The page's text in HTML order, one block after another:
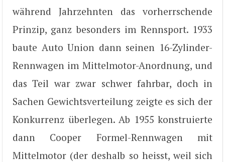
während Jahrzehnten das vorherrschende
Prinzip, ganz besonders im Rennsport. 1933
baute Auto Union dann seinen 16-Zylinder-
Rennwagen im Mittelmotor-Anordnung, und
das Teil war zwar schwer fahrbar, doch in
Sachen Gewichtsverteilung zeigte es sich der
Konkurrenz überlegen. Ab 1955 konstruierte
dann Cooper Formel-Rennwagen mit
Mittelmotor (der deshalb so heisst, weil sich